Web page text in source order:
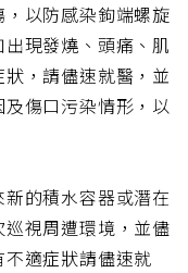
以防感染鉤端螺旋
現發燒、頭痛、肌
，請儘速就醫，並
傷口污染情形，以
的積水容器或潛在
視周遭環境，並儘
適症狀請儘速就